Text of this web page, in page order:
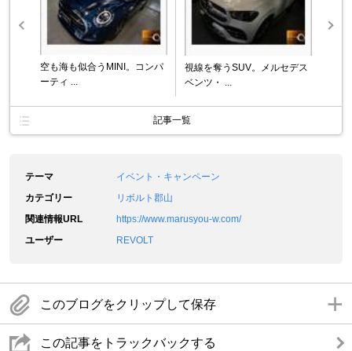
空も海も似合うMINI。コンパ
ーティ ...
視線を奪うSUV。メルセデス
ベンツ・ ...
記事一覧
テーマ
イベント・キャンペーン
カテゴリー
リボルト郡山
関連情報URL
https://www.marusyou-w.com/
ユーザー
REVOLT
このブログをクリップして保存
この記事をトラックバックする